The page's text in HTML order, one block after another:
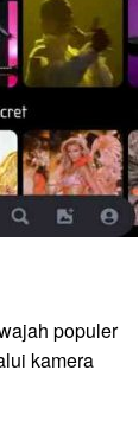
populer
kamera